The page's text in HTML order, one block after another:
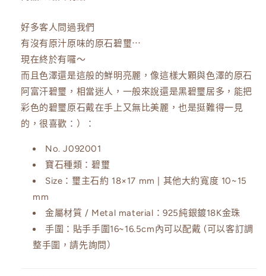
手
環
數
量
減
少
手
環
量
增
加
好多客人問過我們
有沒有原汁原味的原石碧璽⋯
現在終於有囉～
而且色澤還是這般的鮮明亮麗，像這樣大顆與色澤的原石
阿富汗碧璽，相當迷人，一般來說還是黑碧璽居多，能把
彩色的碧璽原石戴在手上又無比美麗，也是挺難得一見
的，很喜歡：）：
No.J092001
寶石種類：碧璽
Size： 璽主石約 18×17 mm | 其他大約寬度 10~15
mm
金屬材質 / Metal material：925純銀鍍18K金珠
手圍： 貼手手圍16~16.5cm內可以配戴 (可以客訂調
整手圍，請先詢問）